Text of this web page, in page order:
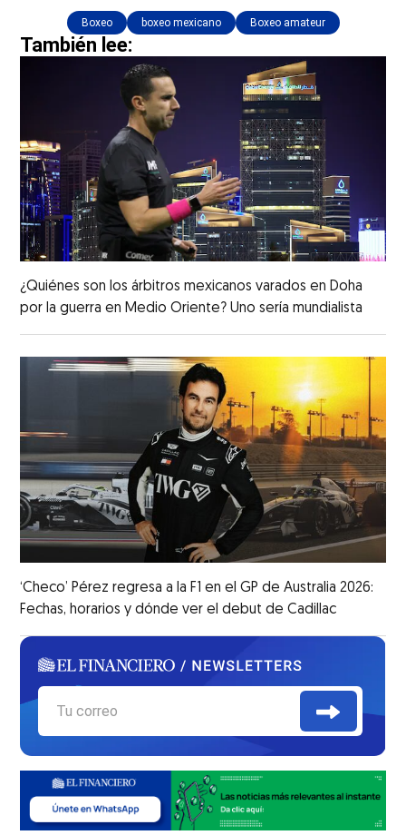
Boxeo boxeo mexicano Boxeo amateur
También lee:
¿Quiénes son los árbitros mexicanos varados en Doha
por la guerra en Medio Oriente? Uno sería mundialista
‘Checo’ Pérez regresa a la F1 en el GP de Australia 2026:
Fechas, horarios y dónde ver el debut de Cadillac